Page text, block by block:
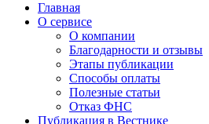
Главная
О сервисе
О компании
Благодарности и отзывы
Этапы публикации
Способы оплаты
Полезные статьи
Отказ ФНС
Публикация в Вестнике